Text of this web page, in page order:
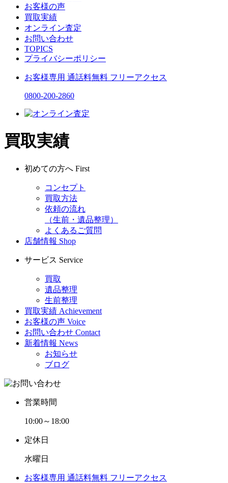
お客様の声
買取実績
オンライン査定
お問い合わせ
TOPICS
プライバシーポリシー
お客様専用 通話料無料 フリーアクセス
0800-200-2860
買取実績
初めての方へ First
コンセプト
買取方法
依頼の流れ
（生前・遺品整理）
よくあるご質問
店舗情報 Shop
サービス Service
買取
遺品整理
生前整理
買取実績 Achievement
お客様の声 Voice
お問い合わせ Contact
新着情報 News
お知らせ
ブログ
営業時間
10:00～18:00
定休日
水曜日
お客様専用 通話料無料 フリーアクセス